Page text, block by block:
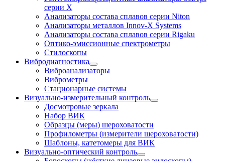
серии Х
Анализаторы состава сплавов серии Niton
Анализаторы металлов Innov-X Systems
Анализаторы состава сплавов серии Rigaku
Оптико-эмиссионные спектрометры
Стилоскопы
Вибродиагностика
Виброанализаторы
Виброметры
Стационарные системы
Визуально-измерительный контроль
Досмотровые зеркала
Набор ВИК
Образцы (меры) шероховатости
Профилометры (измерители шероховатости)
Шаблоны, катетомеры для ВИК
Визуально-оптический контроль